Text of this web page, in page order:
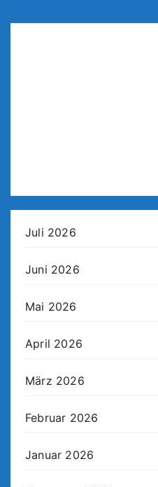
Juli 2026
Juni 2026
Mai 2026
April 2026
März 2026
Februar 2026
Januar 2026